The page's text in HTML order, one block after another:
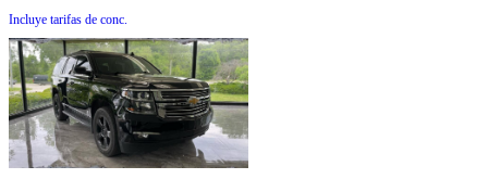
Incluye tarifas de conc.